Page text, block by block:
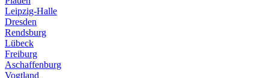
Leipzig-Halle
Dresden
Rendsburg
Lübeck
Freiburg
Aschaffenburg
Vogtland